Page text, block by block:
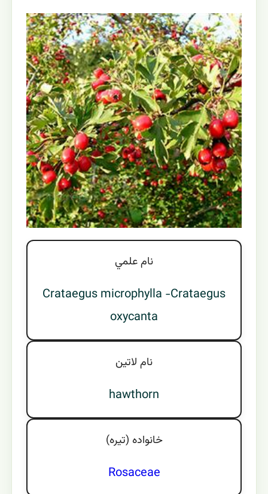
نام علمي
Crataegus microphylla -Crataegus
oxycanta
نام لاتين
hawthorn
خانواده (تيره)
Rosaceae